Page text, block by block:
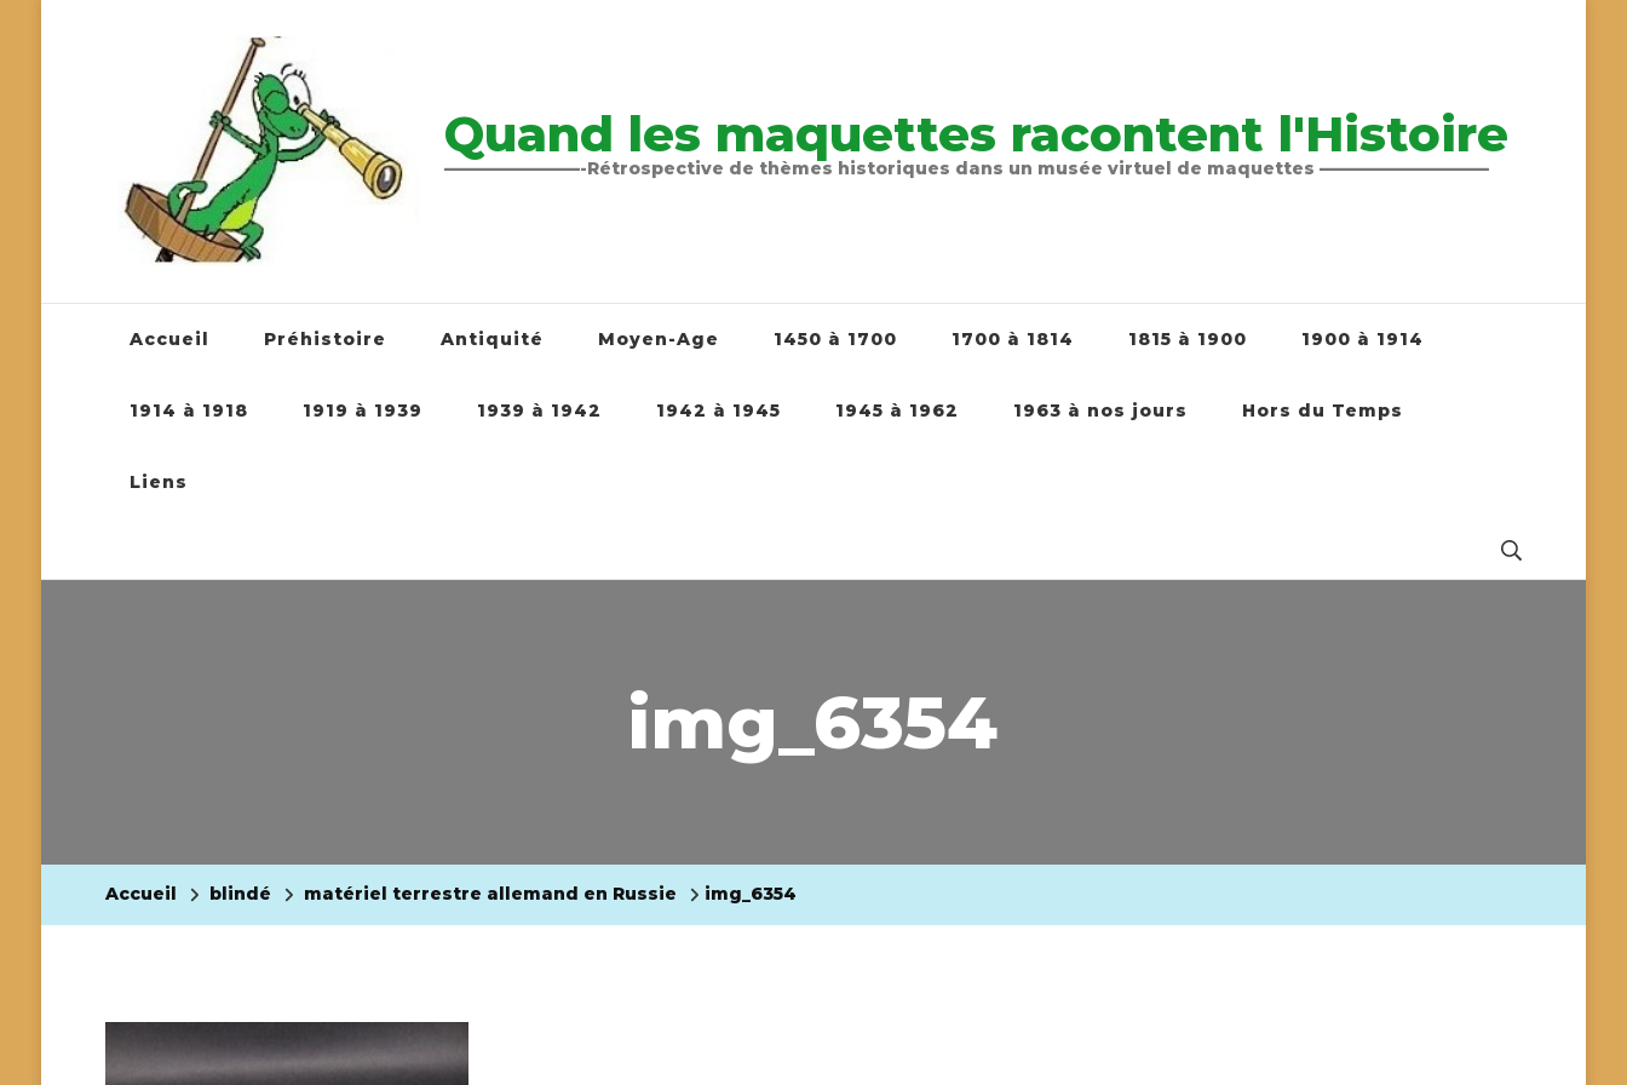
Quand les maquettes racontent l'Histoire
————————-Rétrospective de thèmes historiques dans un musée virtuel de maquettes ——————————
Accueil Préhistoire Antiquité Moyen-Age 1450 à 1700 1700 à 1814 1815 à 1900 1900 à 1914
1914 à 1918 1919 à 1939 1939 à 1942 1942 à 1945 1945 à 1962 1963 à nos jours Hors du Temps
Liens
img_6354
Accueil blindé matériel terrestre allemand en Russie img_6354